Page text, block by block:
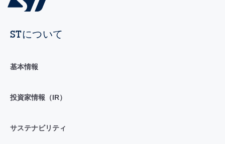
STについて
基本情報
投資家情報（IR）
サステナビリティ